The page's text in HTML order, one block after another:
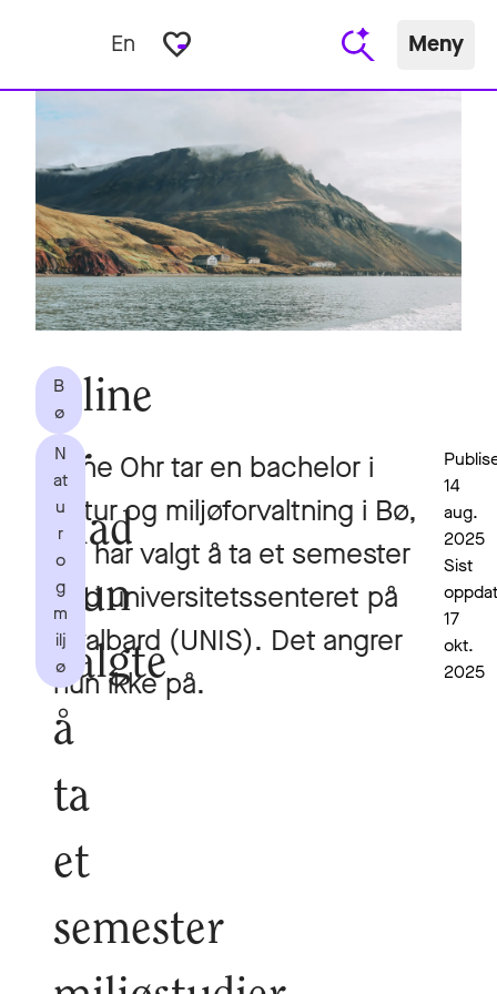
En favorite_border Meny
B
ø
N
at
u
r
o
g
m
ilj
ø
Eline
er
glad
hun
valgte
å
ta
et
semester
Eline Ohr tar en bachelor i
natur og miljøforvaltning i Bø,
og har valgt å ta et semester
ved universitetssenteret på
Svalbard (UNIS). Det angrer
hun ikke på.
14
aug.
2025
Sist
17
okt.
2025